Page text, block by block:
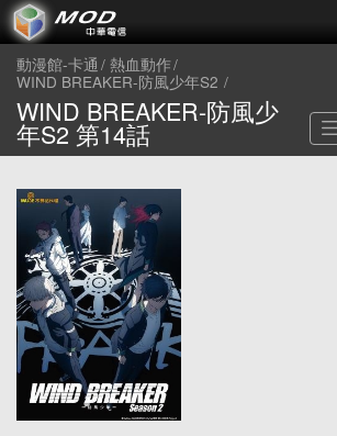
動漫館-卡通
熱血動作
WIND BREAKER-防風少年S2
WIND BREAKER-防風少
年S2 第14話